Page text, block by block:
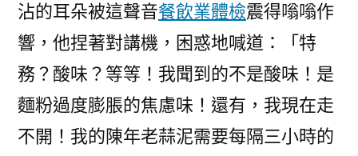
沾的耳朵被這聲音餐飲業體檢震得嗡嗡作
響，他捏著對講機，困惑地喊道：「特
務？酸味？等等！我聞到的不是酸味！是
麵粉過度膨脹的焦慮味！還有，我現在走
不開！我的陳年老蒜泥需要每隔三小時的